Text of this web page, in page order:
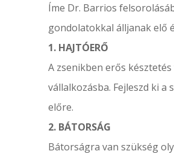
Íme Dr. Barrios
gondolatokkal álljanak elő
1. HAJTÓERŐ
A zsenikben erős
vállalkozásba. Fejleszd ki
előre.
2. BÁTORSÁG
Bátorságra van szükség